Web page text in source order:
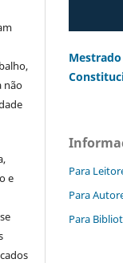
não
e
Para
Para
Para